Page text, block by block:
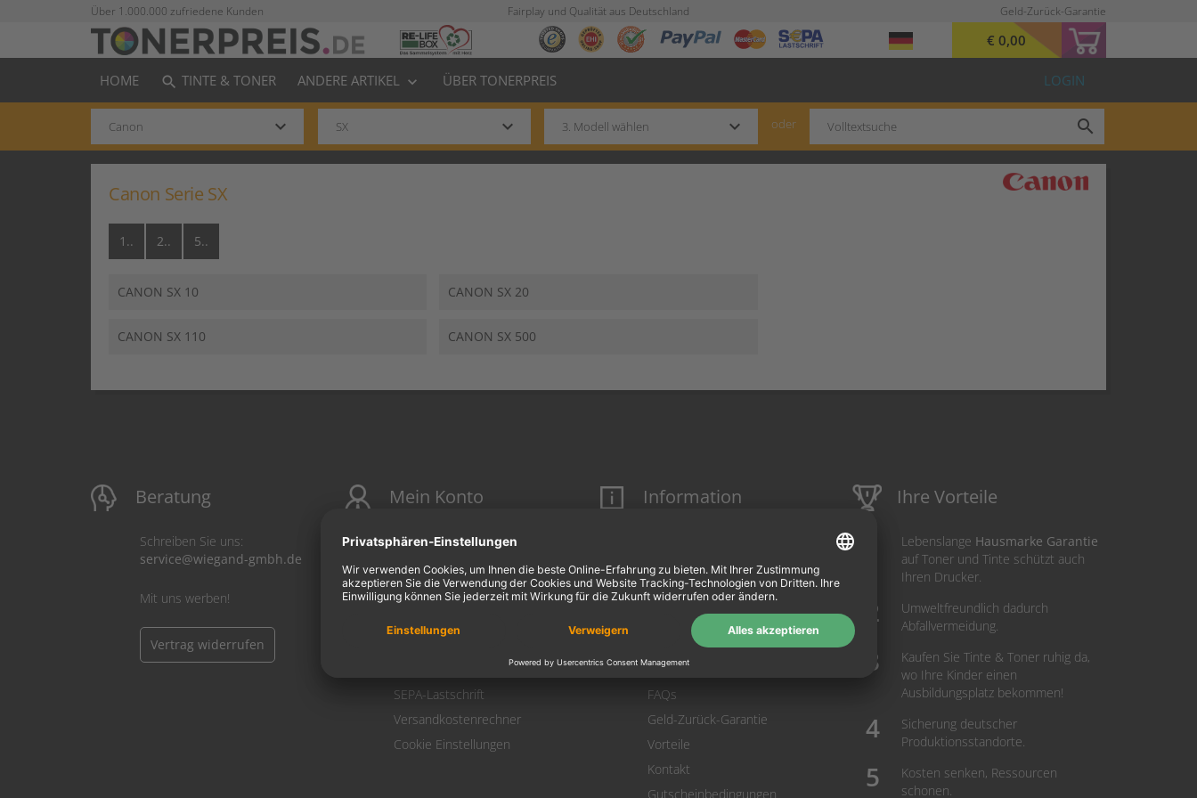
Über 1.000.000 zufriedene Kunden Fairplay und Qualität aus Deutschland Geld-Zurück-Garantie
€ 0,00
HOME search TINTE & TONER ANDERE ARTIKEL keyboard_arrow_down ÜBER TONERPREIS LOGIN
keyboard_arrow_down keyboard_arrow_down keyboard_arrow_down oder search
Canon Serie SX
1.. 2.. 5..
CANON SX 10
CANON SX 110
CANON SX 20
CANON SX 500
Beratung
Schreiben Sie uns:
service@wiegand-gmbh.de
Mit uns werben!
Vertrag widerrufen
Mein Konto
Mein Konto
Login
Warenkorb
SEPA-Lastschrift
Versandkostenrechner
Cookie Einstellungen
Information
AGB
Datenschutz
Widerrufsbelehrung
Hausmarken-Garantie
Impressum
FAQs
Geld-Zurück-Garantie
Vorteile
Kontakt
Gutscheinbedingungen
Ihre Vorteile
Lebenslange Hausmarke Garantie
auf Toner und Tinte schützt auch
Ihren Drucker.
Umweltfreundlich dadurch
Abfallvermeidung.
Kaufen Sie Tinte & Toner ruhig da,
wo Ihre Kinder einen
Ausbildungsplatz bekommen!
Sicherung deutscher
Produktionsstandorte.
Kosten senken, Ressourcen
schonen.